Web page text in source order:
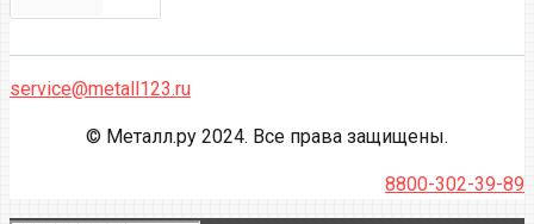
service@metall123.ru
© Металл.ру 2024. Все права защищены.
8800-302-39-89